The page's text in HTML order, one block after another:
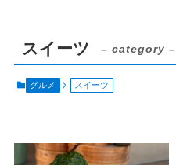
スイーツ – category –
グルメ スイーツ